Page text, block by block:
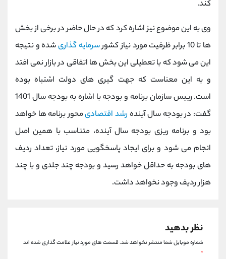
کند.
وی به این موضوع نیز اشاره کرد که در حال حاضر در برخی از بخش
ها تا 10 برابر ظرفیت مورد نیاز کشور
سرمایه گذاریشده و نتیجه
این می شود که با تعطیلی این بخش ها اتفاقی در بازار نمی افتد
و به این معناست که جهت گیری های دولت اشتباه بوده
است. رییس سازمان برنامه و بودجه با اشاره به بودجه سال 1401
گفت: در بودجه سال آینده رشد اقتصادیمحور برنامه ها خواهد
بود و برنامه ریزی بودجه سال آینده، متناسب با همین اصل
انجام می شود و برای ایجاد پاسخگویی مورد نیاز، تعداد ردیف
های بودجه به حداقل خواهد رسید و بودجه چند جلدی و با چند
هزار ردیف وجود نخواهد داشت.
نظر بدهید
شماره موبایل شما منتشر نخواهد شد.قسمت های مورد نیاز علامت گذاری شده اند
*